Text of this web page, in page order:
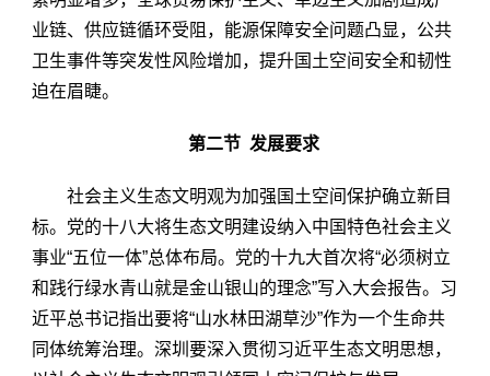
业链、供应链循环受阻，能源保障安全问题凸显，公共
卫生事件等突发性风险增加，提升国土空间安全和韧性
迫在眉睫。
第二节 发展要求
社会主义生态文明观为加强国土空间保护确立新目
标。党的十八大将生态文明建设纳入中国特色社会主义
事业“五位一体”总体布局。党的十九大首次将“必须树立
和践行绿水青山就是金山银山的理念”写入大会报告。习
近平总书记指出要将“山水林田湖草沙”作为一个生命共
同体统筹治理。深圳要深入贯彻习近平生态文明思想，